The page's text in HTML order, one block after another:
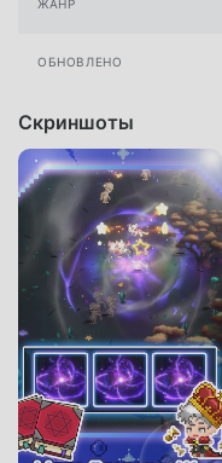
ЖАНР
ОБНОВЛЕНО
Скриншоты